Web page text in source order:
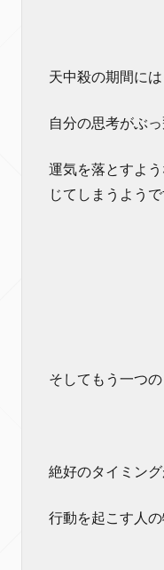
天中殺の期間には
自分の思考がぶ
運気を落とすよ
じてしまうようで
そしてもう一つの
絶好のタイミン
行動を起こす人